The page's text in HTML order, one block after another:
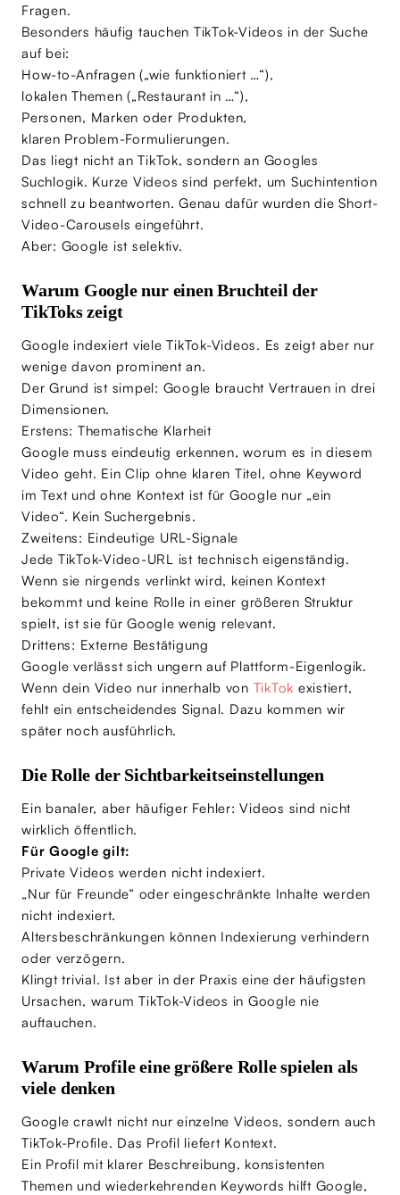
Fragen.
Besonders häufig tauchen TikTok-Videos in der Suche
auf bei:
How-to-Anfragen („wie funktioniert …“),
lokalen Themen („Restaurant in …“),
Personen, Marken oder Produkten,
klaren Problem-Formulierungen.
Das liegt nicht an TikTok, sondern an Googles
Suchlogik. Kurze Videos sind perfekt, um Suchintention
schnell zu beantworten. Genau dafür wurden die Short-
Video-Carousels eingeführt.
Aber: Google ist selektiv.
Warum Google nur einen Bruchteil der
TikToks zeigt
Google indexiert viele TikTok-Videos. Es zeigt aber nur
wenige davon prominent an.
Der Grund ist simpel: Google braucht Vertrauen in drei
Dimensionen.
Erstens: Thematische Klarheit
Google muss eindeutig erkennen, worum es in diesem
Video geht. Ein Clip ohne klaren Titel, ohne Keyword
im Text und ohne Kontext ist für Google nur „ein
Video“. Kein Suchergebnis.
Zweitens: Eindeutige URL-Signale
Jede TikTok-Video-URL ist technisch eigenständig.
Wenn sie nirgends verlinkt wird, keinen Kontext
bekommt und keine Rolle in einer größeren Struktur
spielt, ist sie für Google wenig relevant.
Drittens: Externe Bestätigung
Google verlässt sich ungern auf Plattform-Eigenlogik.
Wenn dein Video nur innerhalb von TikTok existiert,
fehlt ein entscheidendes Signal. Dazu kommen wir
später noch ausführlich.
Die Rolle der Sichtbarkeitseinstellungen
Ein banaler, aber häufiger Fehler: Videos sind nicht
wirklich öffentlich.
Für Google gilt:
Private Videos werden nicht indexiert.
„Nur für Freunde“ oder eingeschränkte Inhalte werden
nicht indexiert.
Altersbeschränkungen können Indexierung verhindern
oder verzögern.
Klingt trivial. Ist aber in der Praxis eine der häufigsten
Ursachen, warum TikTok-Videos in Google nie
auftauchen.
Warum Profile eine größere Rolle spielen als
viele denken
Google crawlt nicht nur einzelne Videos, sondern auch
TikTok-Profile. Das Profil liefert Kontext.
Ein Profil mit klarer Beschreibung, konsistenten
Themen und wiederkehrenden Keywords hilft Google,